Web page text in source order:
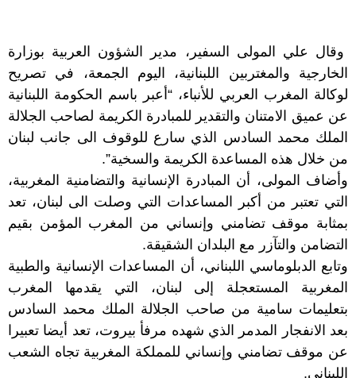
وقال علي المولى السفير، مدير الشؤون العربية بوزارة
الخارجية والمغتربين اللبنانية، اليوم الجمعة، في تصريح
لوكالة المغرب العربي للأنباء، “أعبر باسم الحكومة اللبنانية
عن عميق الامتنان والتقدير للمبادرة الكريمة لصاحب الجلالة
الملك محمد السادس الذي سارع للوقوف الى جانب لبنان
من خلال هذه المساعدة الكريمة والسخية”.
وأضاف المولى، أن المبادرة الإنسانية والتضامنية المغربية،
التي تعتبر من أكبر المساعدات التي وصلت الى لبنان، تعد
بمثابة موقف تضامني وإنساني من المغرب المؤمن بقيم
التضامن والتآزر مع البلدان الشقيقة.
وتابع الدبلوماسي اللبناني، أن المساعدات الإنسانية والطبية
المغربية المستعجلة إلى لبنان، التي يقدمها المغرب
بتعليمات سامية من صاحب الجلالة الملك محمد السادس
بعد الانفجار المدمر الذي شهده مرفأ بيروت، تعد أيضا تعبيرا
عن موقف تضامني وإنساني للمملكة المغربية تجاه الشعب
اللبناني.